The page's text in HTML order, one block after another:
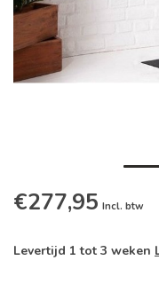
€277,95 Incl. btw
Levertijd 1 tot 3 weken